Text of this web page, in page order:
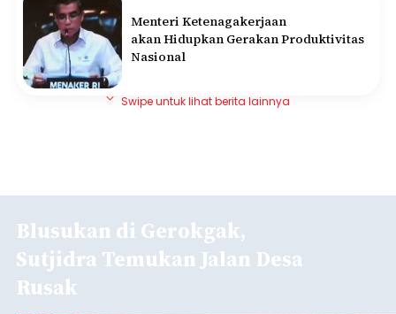
Menteri Ketenagakerjaan
akan Hidupkan Gerakan Produktivitas
Nasional
Swipe untuk lihat berita lainnya
Blusukan di Gerokgak,
Sutjidra Temukan Jalan Desa
Rusak